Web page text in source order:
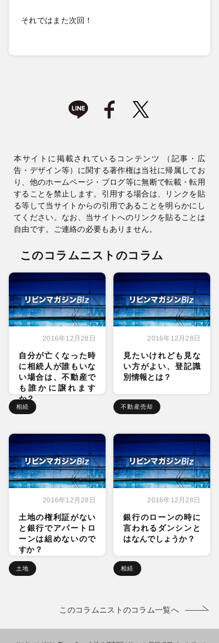
それではまた次回！
本サイトに掲載されているコンテンツ （記事・広
告・デザイン等）に関する著作権は当社に帰属してお
り、他のホームページ・ブログ等に無断で転載・転用
することを禁止します。引用する場合は、リンクを貼
る等して当サイトからの引用であることを明らかにし
てください。なお、当サイトへのリンクを貼ることは
自由です。ご連絡の必要もありません。
このコラムニストのコラム
2016年12月28日
自分が亡くなった時
に相続人が誰もいな
い場合は、不動産で
も誰かに譲れます
か？
相続
2016年12月28日
見たいけれども見な
い方がよい、登記識
別情報とは？
不動産売却
2016年12月28日
土地の権利証がない
と銀行でアパートロ
ーンは組めないので
すか？
土地
2016年12月28日
銀行のローンの時に
言われるダンシンと
はなんでしょうか？
相続
このコラムニストのコラム一覧へ